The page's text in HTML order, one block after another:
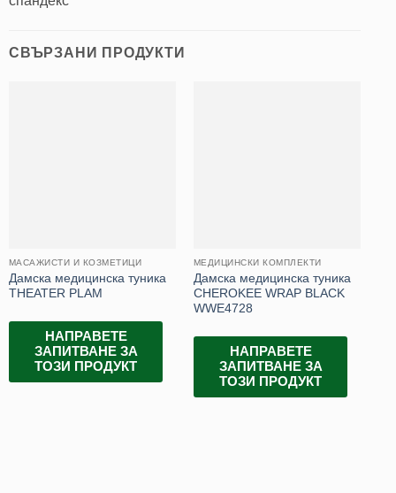
СВЪРЗАНИ ПРОДУКТИ
МАСАЖИСТИ И КОЗМЕТИЦИ
Дамска медицинска туника
THEATER PLAM
НАПРАВЕТЕ
ЗАПИТВАНЕ ЗА
ТОЗИ ПРОДУКТ
МЕДИЦИНСКИ КОМПЛЕКТИ
Дамска медицинска туника
CHEROKEE WRAP BLACK
WWE4728
НАПРАВЕТЕ
ЗАПИТВАНЕ ЗА
ТОЗИ ПРОДУКТ